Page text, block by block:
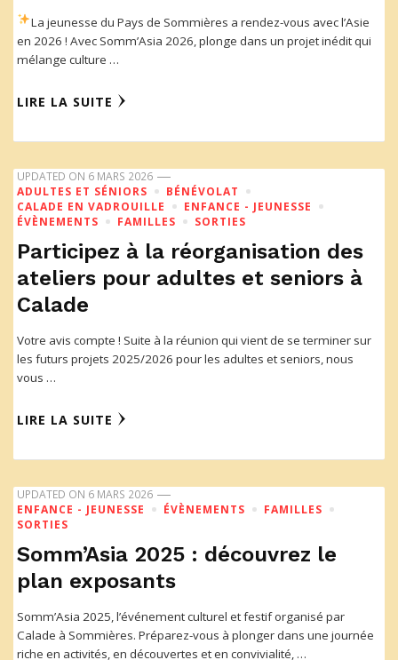
La jeunesse du Pays de Sommières a rendez-vous avec l’Asie
en 2026 ! Avec Somm’Asia 2026, plonge dans un projet inédit qui
mélange culture …
LIRE LA SUITE
UPDATED ON 6 MARS 2026
ADULTES ET SÉNIORS
BÉNÉVOLAT
CALADE EN VADROUILLE
ENFANCE - JEUNESSE
ÉVÈNEMENTS
FAMILLES SORTIES
Participez à la réorganisation des
ateliers pour adultes et seniors à
Calade
Votre avis compte ! Suite à la réunion qui vient de se terminer sur
les futurs projets 2025/2026 pour les adultes et seniors, nous
vous …
LIRE LA SUITE
UPDATED ON 6 MARS 2026
ENFANCE - JEUNESSE
ÉVÈNEMENTS
FAMILLES
SORTIES
Somm’Asia 2025 : découvrez le
plan exposants
Somm’Asia 2025, l’événement culturel et festif organisé par
Calade à Sommières. Préparez-vous à plonger dans une journée
riche en activités, en découvertes et en convivialité, …